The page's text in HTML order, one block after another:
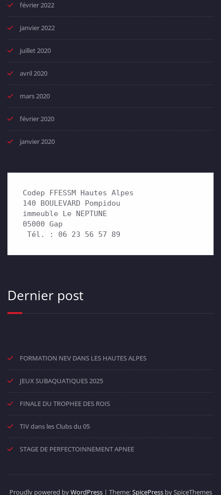
février 2022
janvier 2022
juillet 2020
avril 2020
mars 2020
février 2020
janvier 2020
Codep FFESSM Hautes Alpes
140 BOULEVARD Pompidou
immeuble Le NEPTUNE
05000 Gap
Tél. : 06 23 56 57 89
Dernier post
FORMATION NEV DANS LES HAUTES ALPES
JEUX SUBAQUATIQUES 2025
FINALE DU TROPHEE DES ROIS
TIV dans les Clubs du 05
STAGE DE PERFECTOINNEMENT APNEE
Proudly powered byWordPress| Theme:SpicePressby SpiceThemes